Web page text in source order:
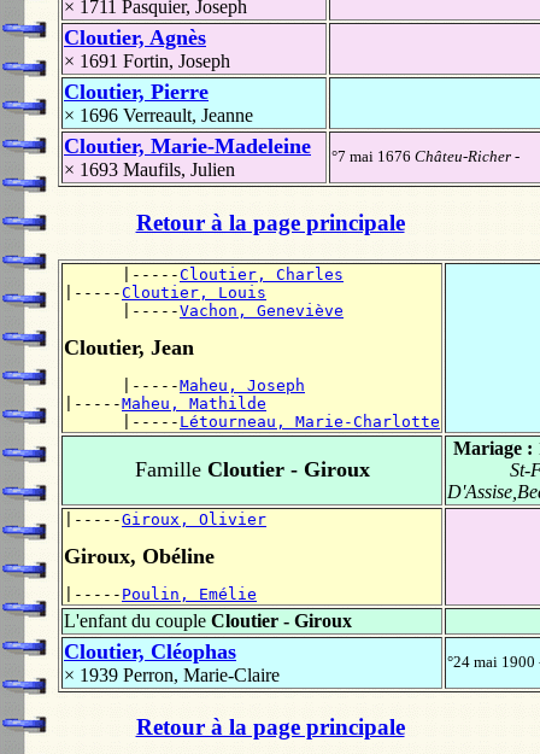
× 1711 Pasquier, Joseph
Cloutier, Agnès
× 1691 Fortin, Joseph
Cloutier, Pierre
× 1696 Verreault, Jeanne
Cloutier, Marie-Madeleine
× 1693 Maufils, Julien
°7 mai 1676 Châteu-Richer -
Retour à la page principale
      |-----
Cloutier, Charles
|-----Cloutier, Louis
      |-----
Vachon, Geneviève
Cloutier, Jean
      |-----
Maheu, Joseph
|-----Maheu, Mathilde
      |-----
Létourneau, Marie-Charlotte
FamilleCloutier - Giroux
Mariage :
St-
|-----Giroux, Olivier
Giroux, Obéline
|----- Poulin, Emélie
L'enfant du couple Cloutier - Giroux
Cloutier, Cléophas
× 1939 Perron, Marie-Claire
°24 mai
Retour à la page principale